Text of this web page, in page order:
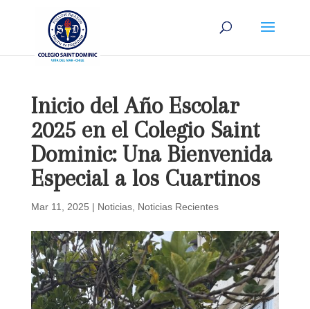
Inicio del Año Escolar
2025 en el Colegio Saint
Dominic: Una Bienvenida
Especial a los Cuartinos
Mar 11, 2025 | Noticias, Noticias Recientes